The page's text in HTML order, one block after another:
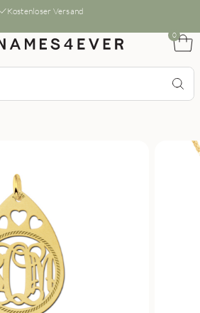
Kostenloser Versand
0